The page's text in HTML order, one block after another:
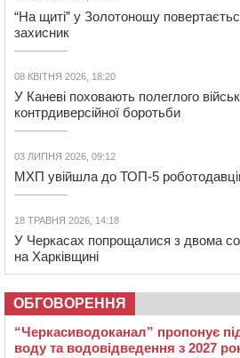
“На щиті” у Золотоношу
захисник
08 КВІТНЯ 2026, 18:20
У Каневі поховають полеглого
контрдиверсійної боротьби
03 ЛИПНЯ 2026, 09:12
МХП увійшла до ТОП-5
18 ТРАВНЯ 2026, 14:18
У Черкасах попрощалися з двома
на Харківщині
ОБГОВОРЕННЯ
“Черкасиводоканал” пропонує
воду та водовідведення з 2027